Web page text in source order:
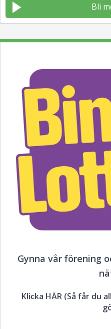
Bli
Gynna vår förening
Klicka HÄR (Så får du